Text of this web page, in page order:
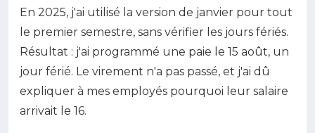
En 2025, j'ai utilisé la version de janvier pour tout
le premier semestre, sans vérifier les jours fériés.
Résultat : j'ai programmé une paie le 15 août, un
jour férié. Le virement n'a pas passé, et j'ai dû
expliquer à mes employés pourquoi leur salaire
arrivait le 16.